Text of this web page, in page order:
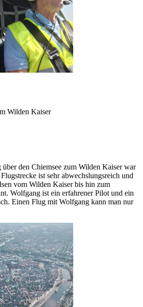
Wilden Kaiser
den Chiemsee zum Wilden Kaiser war
ist sehr abwechslungsreich und
vom Wilden Kaiser bis hin zum
Wolfgang ist ein erfahrener Pilot und ein
Einen Flug mit Wolfgang kann man nur